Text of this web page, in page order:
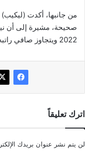
من جانبها، أكدت
صحيحة، مشيرة إلى أن
2022 ويتجاوز صافي راتبه الشهري ثلاثة ملايين يورو
اترك تعليقاً
لن يتم نشر عنوان بريدك